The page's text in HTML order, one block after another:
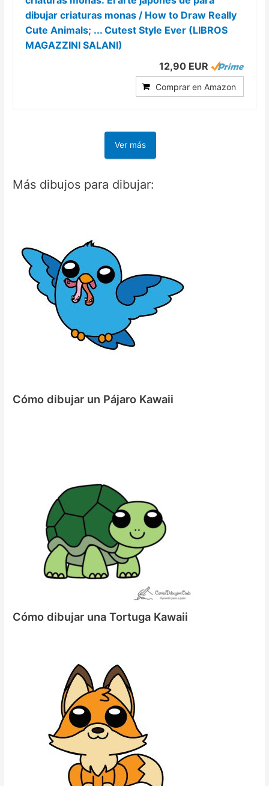
dibujar criaturas monas / How to Draw Really
Cute Animals; ... Cutest Style Ever (LIBROS
MAGAZZINI SALANI)
12,90 EUR
Comprar en Amazon
Ver más
Más dibujos para dibujar:
Cómo dibujar un Pájaro Kawaii
Cómo dibujar una Tortuga Kawaii